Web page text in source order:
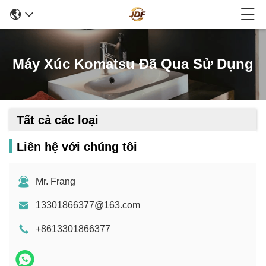
Máy Xúc Komatsu Đã Qua Sử Dụng
Tất cả các loại
Liên hệ với chúng tôi
Mr. Frang
13301866377@163.com
+8613301866377